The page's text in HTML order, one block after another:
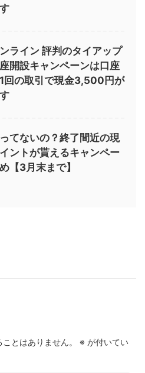
ライン 評判のタイアップ
開設キャンペーンは口座
回の取引で現金3,500円が
てないの？終了間近の現
ントが貰えるキャンペー
【3月末まで】
とはありません。 ※ が付いてい